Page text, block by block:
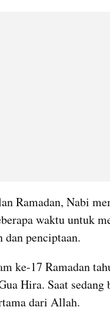
Ramadan, Nabi
waktu untuk
dan penciptaan.
ke-17 Ramadan
Hira. Saat
dari Allah.